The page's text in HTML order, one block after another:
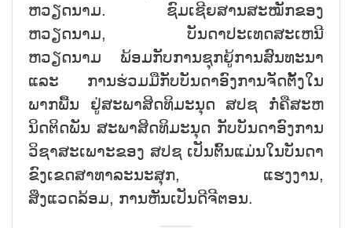
ຫວຽດນາມ. ຊົມເຊີຍສານສະໝັກຂອງ
ຫວຽດນາມ, ບັນດາປະເທດສະເຫນີ
ຫວຽດນາມ ພ້ອມກັບການຊຸກຍູ້ການສົນທະນາ
ແລະ ການຮ່ວມມືກັບບັນດາອົງການຈັດຕັ້ງໃນ
ພາກພື້ນ ຢູ່ສະພາສິດທິມະນຸດ ສປຊ ກໍ່ຄືສະຫ
ນິດຕິດພັນ ສະພາສິດທິມະນຸດ ກັບບັນດາອົງການ
ວິຊາສະເພາະຂອງ ສປຊ ເປັນຕົ້ນແມ່ນໃນບັນດາ
ຂົງເຂດສາທາລະນະສຸກ, ແຮງງານ,
ສິ່ງແວດລ້ອມ, ການຫັນເປັນດຈີຕອນ.